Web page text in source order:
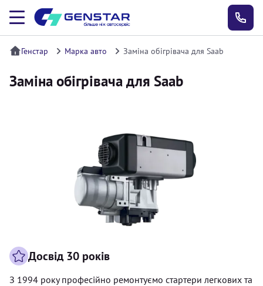
Генстар Марка авто Заміна обігрівача для Saab
Заміна обігрівача для Saab
Досвід 30 років
З 1994 року професійно ремонтуємо стартери легкових та